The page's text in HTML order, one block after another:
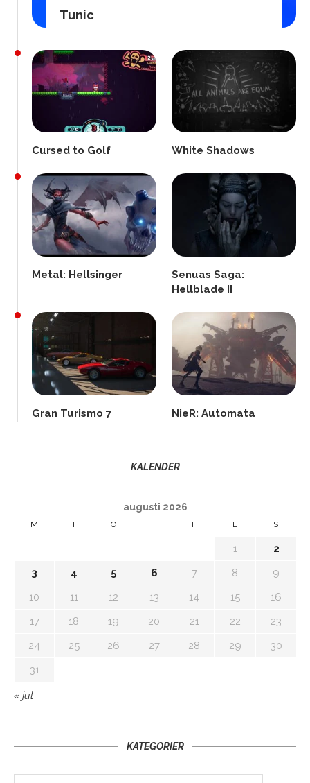
Tunic
Cursed to Golf White Shadows
Metal: Hellsinger
Senuas Saga:
Hellblade II
Gran Turismo 7 NieR: Automata
KALENDER
augusti 2026
M T O T F L S
1
2
3
4 5 6 7 8
9
10
11 12 13 14 15
16
17
18 19 20 21 22
23
24
25 26 27 28 29
30
31
« jul
KATEGORIER